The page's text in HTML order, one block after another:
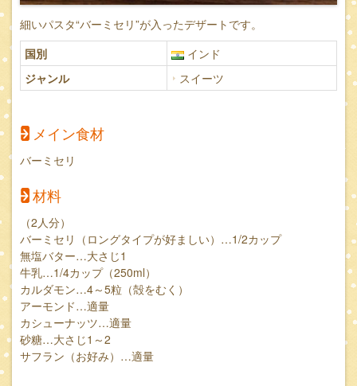
細いパスタ“バーミセリ”が入ったデザートです。
国別
インド
ジャンル
スイーツ
メイン食材
バーミセリ
材料
（2人分）
バーミセリ（ロングタイプが好ましい）…1/2カップ
無塩バター…大さじ1
牛乳…1/4カップ（250ml）
カルダモン…4～5粒（殻をむく）
アーモンド…適量
カシューナッツ…適量
砂糖…大さじ1～2
サフラン（お好み）…適量